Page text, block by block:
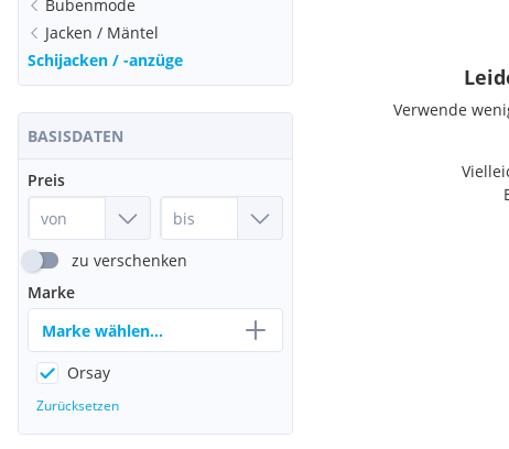
Bubenmode
Jacken / Mäntel
Schijacken / -anzüge
BASISDATEN
Preis
zu verschenken
Marke
Marke wählen...
Orsay
Zurücksetzen
Verwende